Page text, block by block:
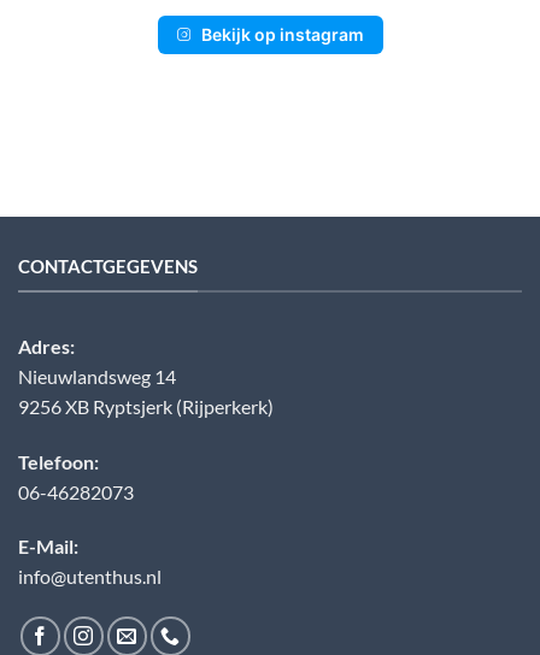
Bekijk op instagram
CONTACTGEGEVENS
Adres:
Nieuwlandsweg 14
9256 XB Ryptsjerk (Rijperkerk)
Telefoon:
06-46282073
E-Mail:
info@utenthus.nl